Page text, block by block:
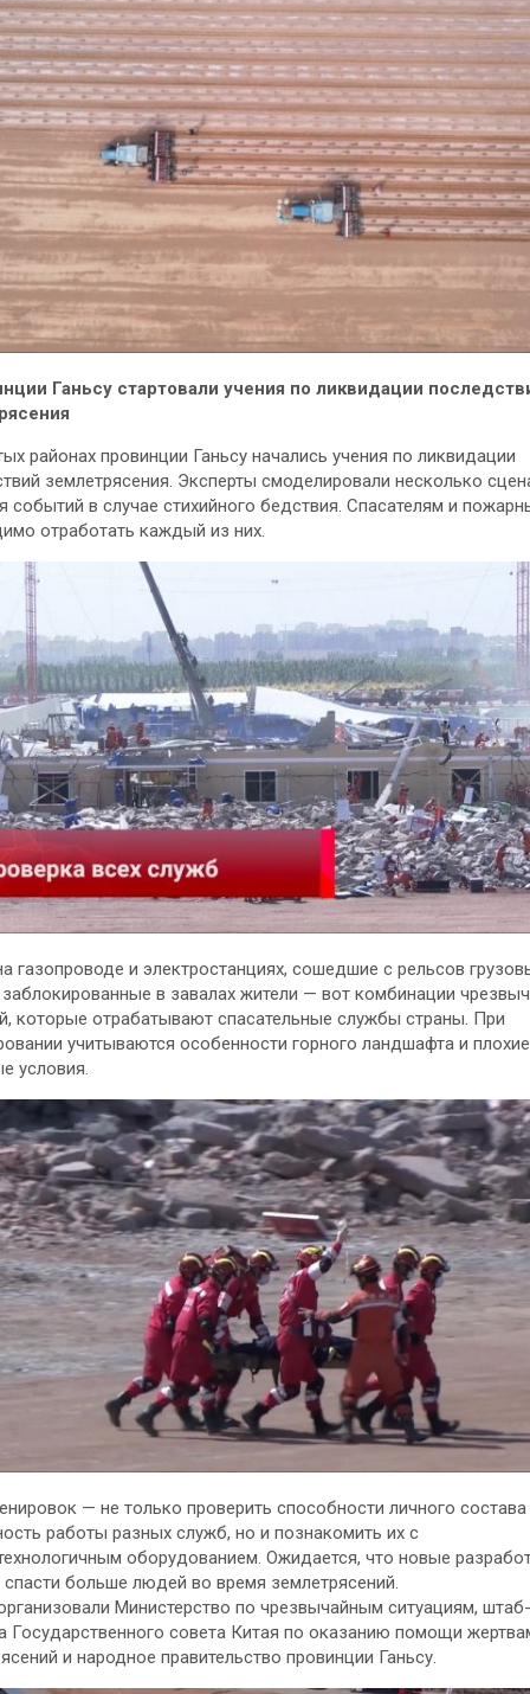
Ганьсу стартовали учения по ликвидации
районах провинции Ганьсу начались учения по ликвидации
землетрясения. Эксперты смоделировали несколько
событий в случае стихийного бедствия. Спасателям и
отработать каждый из них.
газопроводе и электростанциях, сошедшие с рельсов
в завалах жители — вот комбинации
которые отрабатывают спасательные службы страны. При
учитываются особенности горного ландшафта и плохие
условия.
— не только проверить способности личного состава
работы разных служб, но и познакомить их с
оборудованием. Ожидается, что новые
спасти больше людей во время землетрясений.
Министерство по чрезвычайным ситуациям, штаб-
Государственного совета Китая по оказанию помощи
и народное правительство провинции Ганьсу.